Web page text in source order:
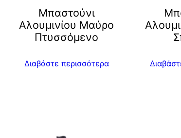
Μπαστούνι
Αλουμινίου Μαύρο
Πτυσσόμενο
Διαβάστε περισσότερα